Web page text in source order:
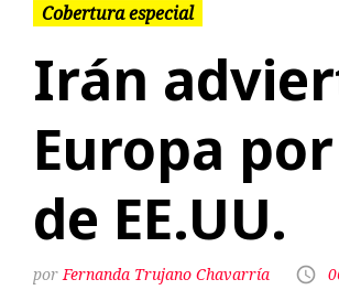
Cobertura especial
Irán
Europa
de EE.UU.
Fernanda Trujano Chavarría